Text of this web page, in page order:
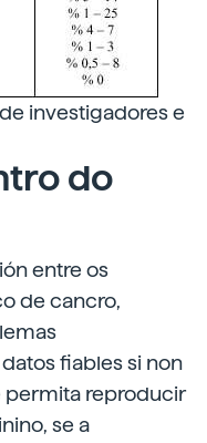
investigadores e
do
entre os
de cancro,
fiables si non
permita reproducir
se a